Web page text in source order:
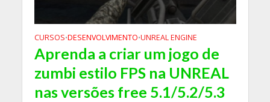
CURSOS•DESENVOLVIMENTO•UNREAL ENGINE
Aprenda a criar um jogo de
zumbi estilo FPS na UNREAL
nas versões free 5.1/5.2/5.3